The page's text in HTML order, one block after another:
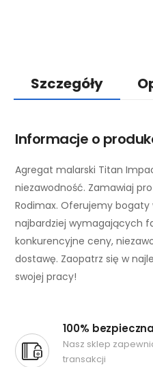
Szczegóły
Informacje o
Agregat malarski Titan
niezawodność. Zamawiaj
Rodimax. Oferujemy
najbardziej wymagających
konkurencyjne ceny,
dostawę. Zaopatrz się w
swojej pracy!
100%
Nasz sklep
transakcji